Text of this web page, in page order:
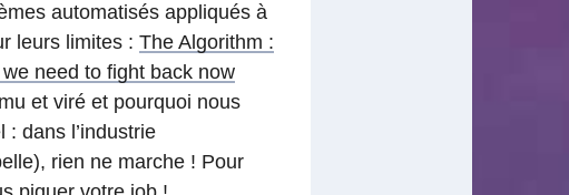
automatisés appliqués à
leurs limites : The Algorithm :
need to fight back now
et viré et pourquoi nous
dans l’industrie
rien ne marche ! Pour